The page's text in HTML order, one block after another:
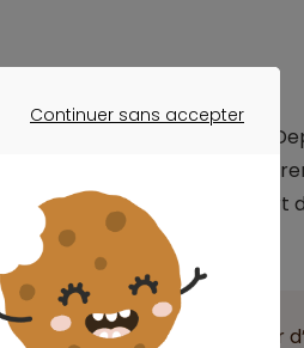
le constat est similaire.
. “Ces exemples
actuelle et le rattrapage fort
la baisse de pouvoir
Continuer sans accepter